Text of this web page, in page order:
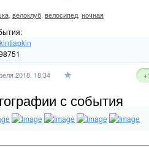
велоклуб велосипед ночная
2018, 18:34
с события